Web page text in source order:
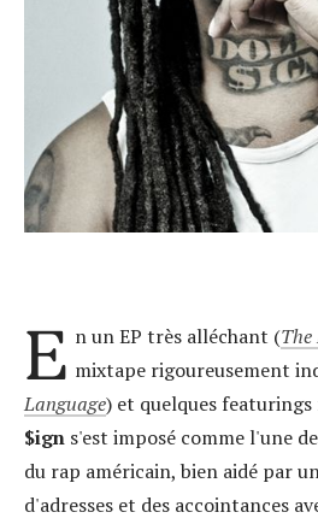
E n un EP très alléchant (The
mixtape rigoureusement
Language) et quelques featurings
$ign s'est imposé comme l'une
du rap américain, bien aidé par
d'adresses et des accointances